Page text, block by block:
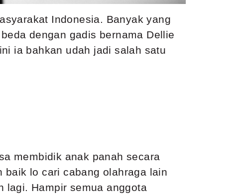
Indonesia. Banyak yang
dengan gadis bernama Dellie
ia bahkan udah jadi salah satu
membidik anak panah secara
baik lo cari cabang olahraga lain
lagi. Hampir semua anggota